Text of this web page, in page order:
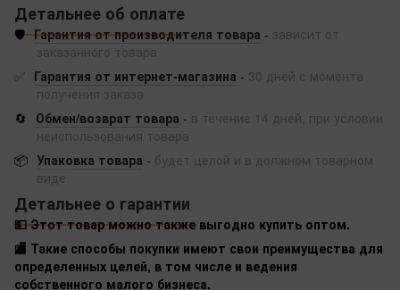
Детальнее об оплате
🛡️ Гарантия от производителя товара - зависит от
заказанного товара
✅ Гарантия от интернет-магазина - 30 дней с момента
получения заказа
🔄
Обмен/возврат товара - в течение 14 дней, при условии
неиспользования товара
📦 Упаковка товара - будет целой и в должном товарном
виде
Детальнее о гарантии
💵 Этот товар можно также выгодно купить оптом.
🏬 Такие способы покупки имеют свои преимущества для
определенных целей, в том числе и ведения
собственного малого бизнеса.